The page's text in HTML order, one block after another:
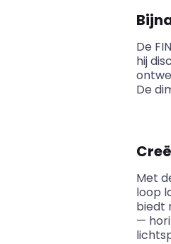
De
hij
De
Met
loop
biedt
—